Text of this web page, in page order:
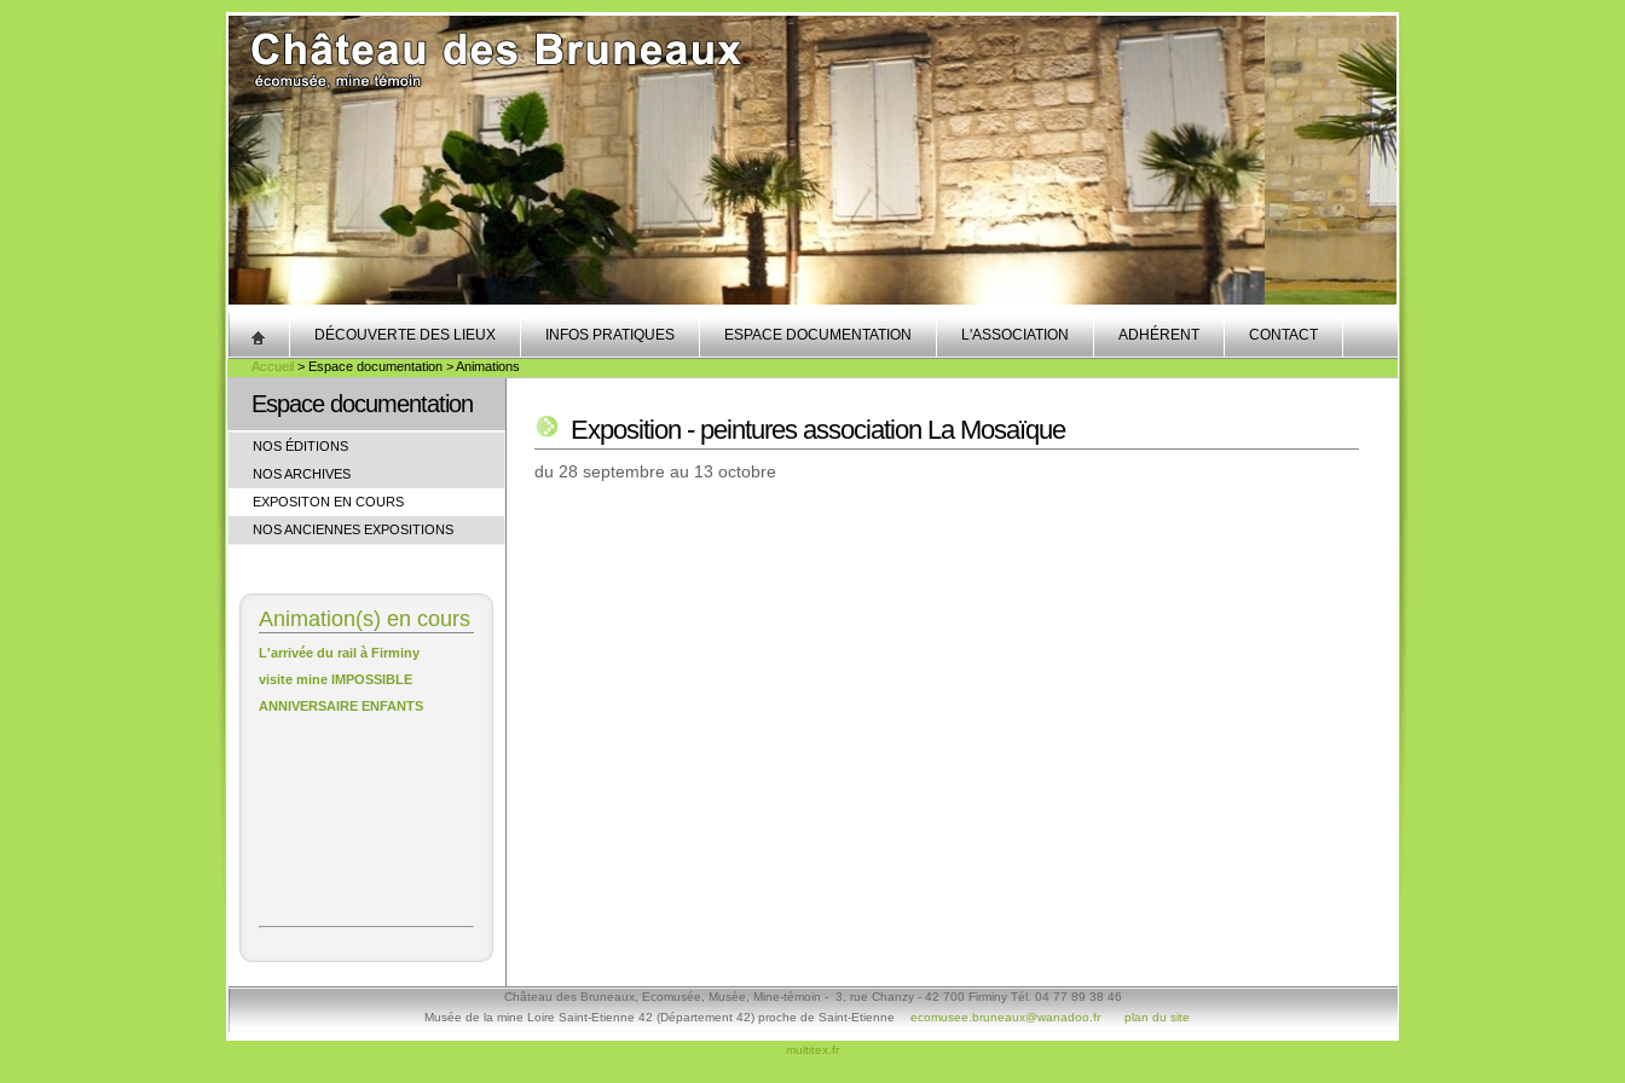
DÉCOUVERTE DES LIEUX INFOS PRATIQUES ESPACE DOCUMENTATION L'ASSOCIATION ADHÉRENT CONTACT
Accueil > Espace documentation > Animations
Espace documentation
NOS ÉDITIONS
NOS ARCHIVES
EXPOSITON EN COURS
NOS ANCIENNES EXPOSITIONS
Animation(s) en cours
L'arrivée du rail à Firminy
visite mine IMPOSSIBLE
ANNIVERSAIRE ENFANTS
Exposition - peintures association La Mosaïque
du 28 septembre au 13 octobre
Château des Bruneaux, Ecomusée, Musée, Mine-témoin - 3, rue Chanzy - 42 700 Firminy Tél. 04 77 89 38 46
Musée de la mine Loire Saint-Etienne 42 (Département 42) proche de Saint-Etienne
ecomusee.bruneaux@wanadoo.fr plan du site
multitex.fr